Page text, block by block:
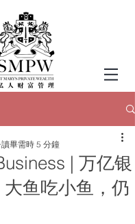
| 万亿银
鱼吃小鱼，仍
讀畢需時 5 分鐘